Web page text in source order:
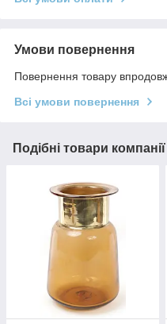
Умови повернення
Повернення товару
Всі умови повернення
Подібні товари компанії